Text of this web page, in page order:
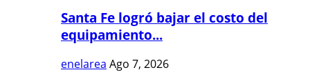
Santa Fe logró bajar el costo del
equipamiento...
enelarea Ago 7, 2026